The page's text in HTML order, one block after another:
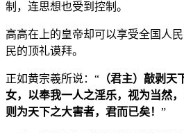
制，连思想也受到控制。
高高在上的皇帝却可以享受全国人
民的顶礼谟拜。
正如黄宗羲所说：“ （君主）敲剥
女，以奉我一人之淫乐，视为当然
则为天下之大害者，君而已矣！ ”